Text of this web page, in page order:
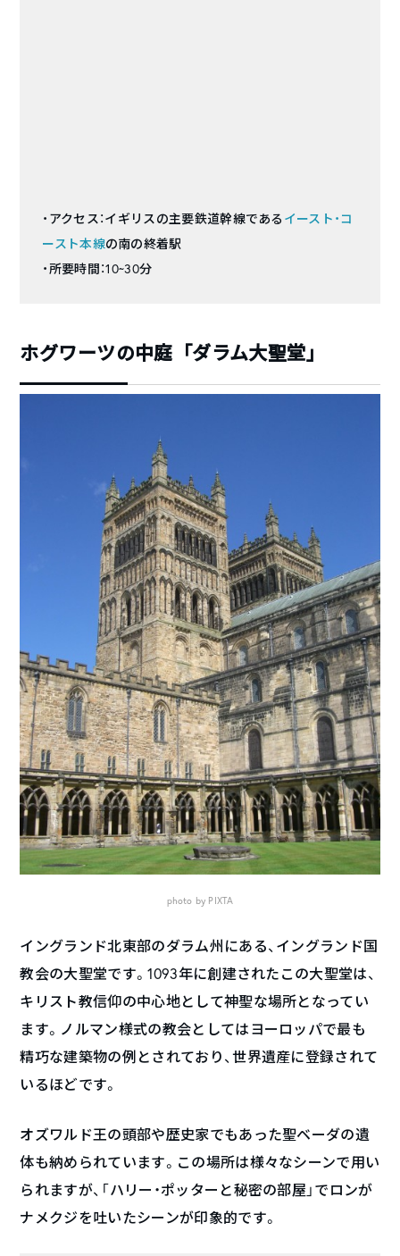
・アクセス：イギリスの主要鉄道幹線である イースト・コ
ースト本線の南の終着駅
・所要時間：10~30分
ホグワーツの中庭「ダラム大聖堂」
photo by PIXTA
イングランド北東部のダラム州にある、イングランド国
教会の大聖堂です。1093年に創建されたこの大聖堂は、
キリスト教信仰の中心地として神聖な場所となってい
ます。ノルマン様式の教会としてはヨーロッパで最も
精巧な建築物の例とされており、世界遺産に登録されて
いるほどです。
オズワルド王の頭部や歴史家でもあった聖ベーダの遺
体も納められています。この場所は様々なシーンで用い
られますが、「ハリー・ポッターと秘密の部屋」でロンが
ナメクジを吐いたシーンが印象的です。